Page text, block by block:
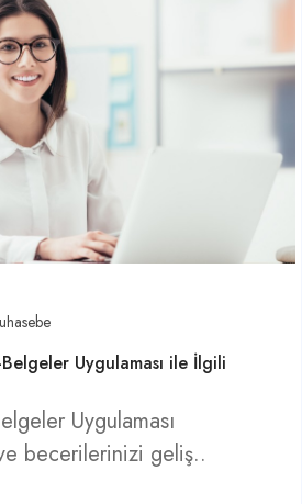
Uygulaması ile İlgili
Uygulaması
becerilerinizi geliş..